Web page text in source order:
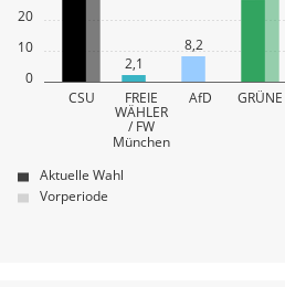
0
10
20
CSU FREIE
WÄHLER
/ FW
München
AfD GRÜNE
2,1
8,2
Aktuelle Wahl
Vorperiode